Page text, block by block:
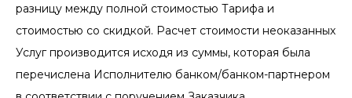
разницу между полной стоимостью Тарифа и
стоимостью со скидкой. Расчет стоимости неоказанных
Услуг производится исходя из суммы, которая была
перечислена Исполнителю банком/банком-партнером